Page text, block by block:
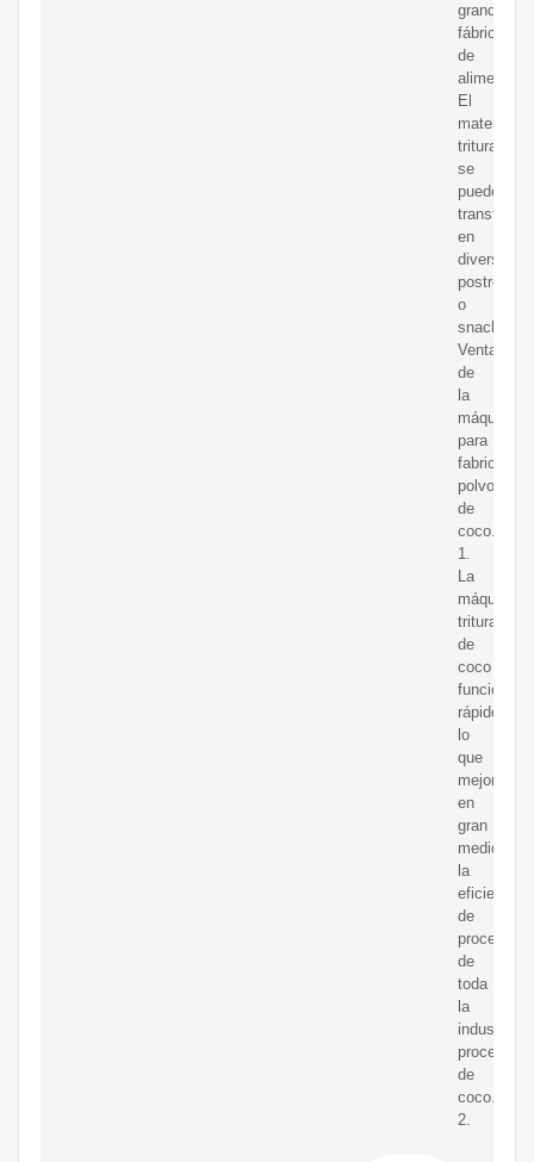
grandes
fábricas
de
alimentos.
El
material
triturado
se
puede
en
diversos
postres
o
snacks.
Ventajas
de
la
máquina
para
fabricar
polvo
de
coco.
1.
La
máquina
trituradora
de
coco
funciona
rápido,
lo
que
mejora
en
gran
medida
la
eficiencia
de
de
toda
la
industria
de
coco.
2.